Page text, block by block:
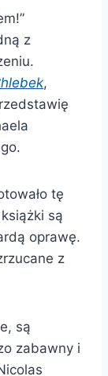
z
,
tę
są
oprawę.
z
są
zabawny i